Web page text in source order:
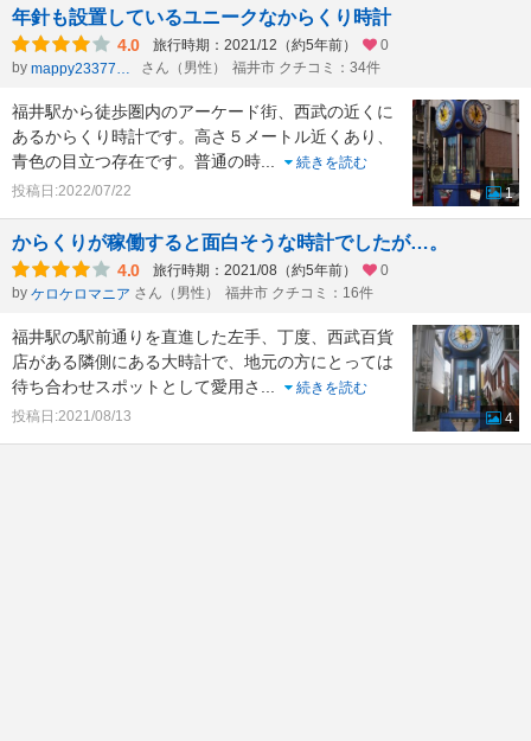
年針も設置しているユニークなからくり時計
4.0 旅行時期：2021/12（約5年前）
0
by
mappy23377803 さん（男性） 福井市 クチコミ：34件
福井駅から徒歩圏内のアーケード街、西武の近くに
あるからくり時計です。高さ５メートル近くあり、
青色の目立つ存在です。普通の時...
続きを読む
投稿日:2022/07/22
1
からくりが稼働すると面白そうな時計でしたが…。
4.0 旅行時期：2021/08（約5年前）
0
by ケロケロマニア さん（男性） 福井市 クチコミ：16件
福井駅の駅前通りを直進した左手、丁度、西武百貨
店がある隣側にある大時計で、地元の方にとっては
待ち合わせスポットとして愛用さ ...
続きを読む
投稿日:2021/08/13
4